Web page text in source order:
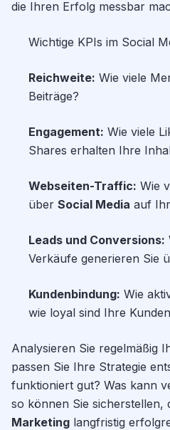
die Ihren Erfolg messbar
Wichtige KPIs im Social
Reichweite: Wie viele
Beiträge?
Engagement: Wie viele
Shares erhalten Ihre
Webseiten-Traffic: Wie
über Social Media auf
Leads und Conversions:
Verkäufe generieren Sie
Kundenbindung: Wie
wie loyal sind Ihre
Analysieren Sie regelmäßig
passen Sie Ihre Strategie
funktioniert gut? Was kann
so können Sie sicherstellen,
Marketing langfristig